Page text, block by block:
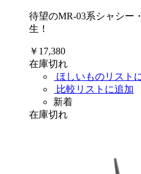
待望のMR-03系シャシー
生！
￥17,380
在庫切れ
ほしいものリスト
比較リストに追加
新着
在庫切れ